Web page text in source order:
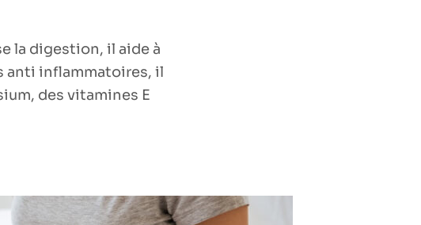
la digestion, il aide à
anti inflammatoires, il
des vitamines E